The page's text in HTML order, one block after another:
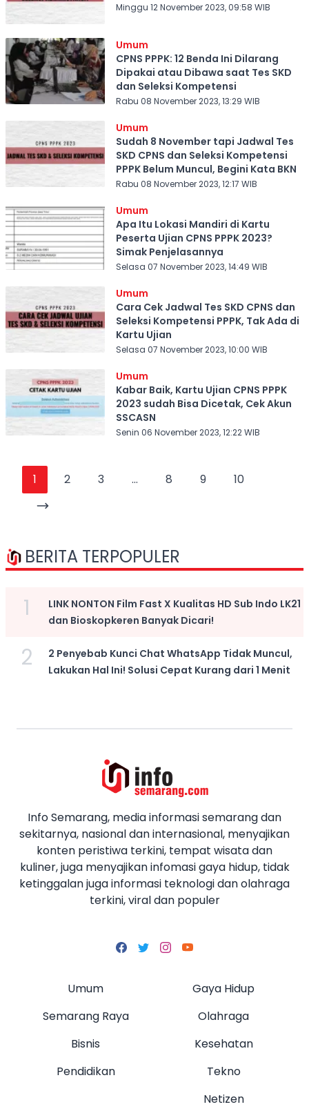
Minggu 12 November 2023, 09:58 WIB
Umum
CPNS PPPK: 12 Benda Ini Dilarang
Dipakai atau Dibawa saat Tes SKD
dan Seleksi Kompetensi
Rabu 08 November 2023, 13:29 WIB
Umum
Sudah 8 November tapi Jadwal Tes
SKD CPNS dan Seleksi Kompetensi
PPPK Belum Muncul, Begini Kata BKN
Rabu 08 November 2023, 12:17 WIB
Umum
Apa Itu Lokasi Mandiri di Kartu
Peserta Ujian CPNS PPPK 2023?
Simak Penjelasannya
Selasa 07 November 2023, 14:49 WIB
Umum
Cara Cek Jadwal Tes SKD CPNS dan
Seleksi Kompetensi PPPK, Tak Ada di
Kartu Ujian
Selasa 07 November 2023, 10:00 WIB
Umum
Kabar Baik, Kartu Ujian CPNS PPPK
2023 sudah Bisa Dicetak, Cek Akun
SSCASN
Senin 06 November 2023, 12:22 WIB
1 2 3 ... 8 9 10
BERITA TERPOPULER
1
LINK NONTON Film Fast X Kualitas HD Sub Indo LK21
dan Bioskopkeren Banyak Dicari!
2
2 Penyebab Kunci Chat WhatsApp Tidak Muncul,
Lakukan Hal Ini! Solusi Cepat Kurang dari 1 Menit
Info Semarang, media informasi semarang dan
sekitarnya, nasional dan internasional, menyajikan
konten peristiwa terkini, tempat wisata dan
kuliner, juga menyajikan infomasi gaya hidup, tidak
ketinggalan juga informasi teknologi dan olahraga
terkini, viral dan populer
Umum
Semarang Raya
Bisnis
Pendidikan
Gaya Hidup
Olahraga
Kesehatan
Tekno
Netizen